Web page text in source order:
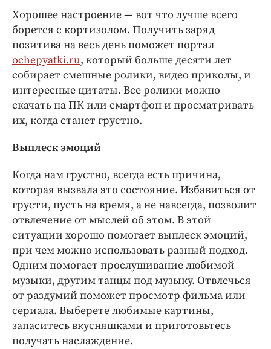
Хорошее настроение — вот что лучше всего
борется с кортизолом. Получить заряд
позитива на весь день поможет портал
ochepyatki.ru, который больше десяти лет
собирает смешные ролики, видео приколы, и
интересные цитаты. Все ролики можно
скачать на ПК или смартфон и просматривать
их, когда станет грустно.
Выплеск эмоций
Когда нам грустно, всегда есть причина,
которая вызвала это состояние. Избавиться от
грусти, пусть на время, а не навсегда, позволит
отвлечение от мыслей об этом. В этой
ситуации хорошо помогает выплеск эмоций,
при чем можно использовать разный подход.
Одним помогает прослушивание любимой
музыки, другим танцы под музыку. Отвлечься
от раздумий поможет просмотр фильма или
сериала. Выберете любимые картины,
запаситесь вкусняшками и приготовьтесь
получать наслаждение.